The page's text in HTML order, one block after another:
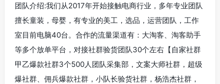
团队介绍:我们从2017年开始接触电商行业，多年专业团队
擅长童装，母婴，有专业的美工，选品，运营团队，工作
室目前电脑40台。合作的流量渠道有：大淘客、淘客助手
等多个放单平台，对接社群验货团队30个左右【自家社群
甲乙爆款社群3个500人团队采集部，文案大师社群，超级
爆社群、佣兵爆款社群，小队长验货社群，杨浩杰社群，